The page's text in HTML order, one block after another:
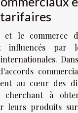
et le commerce
influencés par
au cœur des
cherchant à
leurs produits